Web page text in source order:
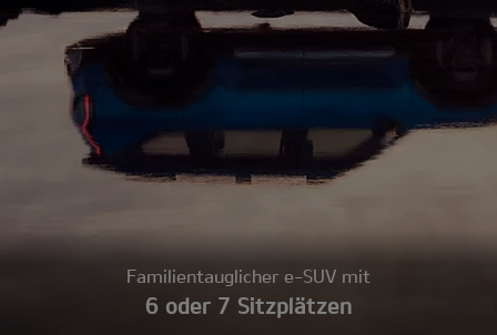
Familientauglicher e-SUV mit
6 oder 7 Sitzplätzen